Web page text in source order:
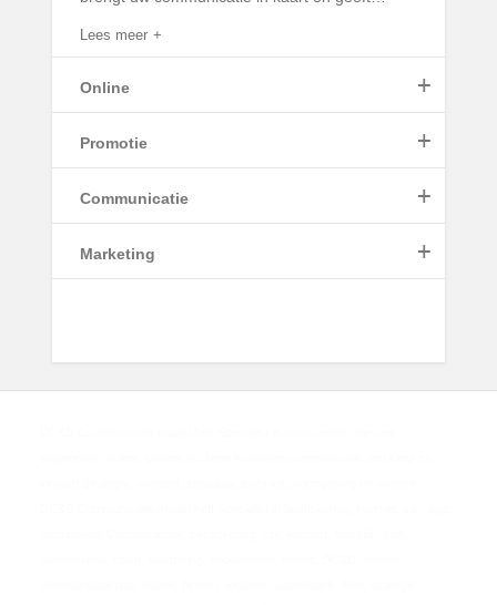
Lees meer
Online +
Lees meer
Promotie +
Lees meer
Communicatie +
Marketing +